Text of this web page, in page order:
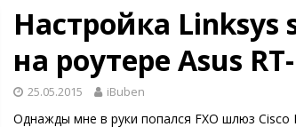
Настройка Linksys
на роутере Asus
25.05.2015 iBuben
Однажды мне в руки попался FXO шлюз Cisco